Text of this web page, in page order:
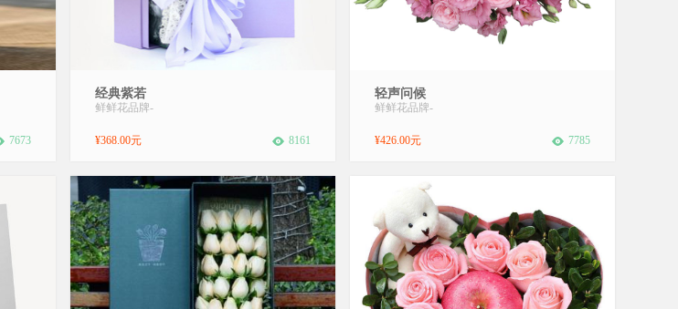
支
导
贺
7673
商品名称：经典紫若。送花对象：恋人送花
用途：浪漫爱情花材：精选优质紫玫瑰19
联系客服预订）包装：白色网包装，淡紫色
生一世的承...
经典紫若
鲜鲜花品牌-
¥368.00元 8161
商品名称：轻声问候。送花对象：恋人，朋
友送花用途：生日快乐花材：29枝粉玫瑰 粉
蝴蝶结装饰花语：也许岁月将往事褪色，或
轻声问候
鲜鲜花品牌-
¥426.00元 7785